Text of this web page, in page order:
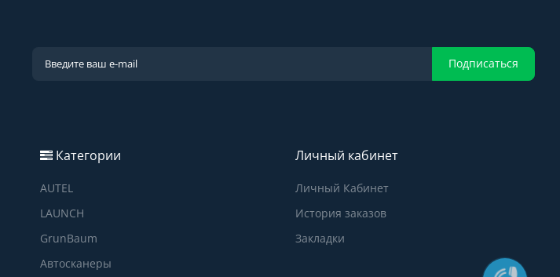
Подписаться
Категории
AUTEL
LAUNCH
GrunBaum
Автосканеры
Личный кабинет
Личный Кабинет
История заказов
Закладки